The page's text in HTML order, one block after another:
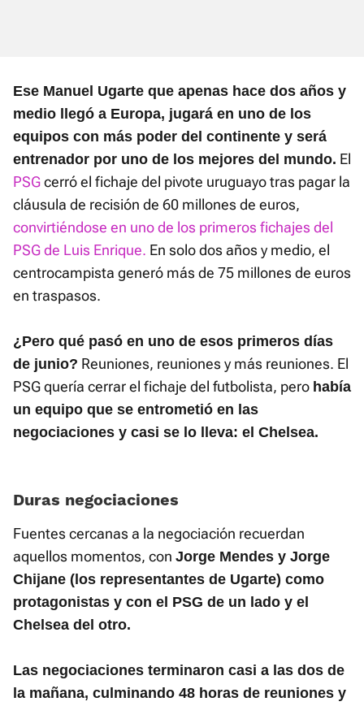
Ese Manuel Ugarte que apenas hace dos años y
medio llegó a Europa, jugará en uno de los
equipos con más poder del continente y será
entrenador por uno de los mejores del mundo. El
PSGcerró el fichaje del pivote uruguayo tras pagar la
cláusula de recisión de 60 millones de euros,
convirtiéndose en uno de los primeros fichajes del
PSG de Luis Enrique. En solo dos años y medio, el
centrocampista generó más de 75 millones de euros
en traspasos.
¿Pero qué pasó en uno de esos primeros días
de junio? Reuniones, reuniones y más reuniones. El
PSG quería cerrar el fichaje del futbolista, pero había
un equipo que se entrometió en las
negociaciones y casi se lo lleva: el Chelsea.
Duras negociaciones
Fuentes cercanas a la negociación recuerdan
aquellos momentos, con Jorge Mendes y Jorge
Chijane (los representantes de Ugarte) como
protagonistas y con el PSG de un lado y el
Chelsea del otro.
Las negociaciones terminaron casi a las dos de
la mañana, culminando 48 horas de reuniones y